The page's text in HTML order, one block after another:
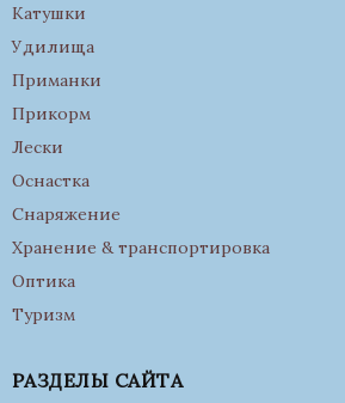
Катушки
Удилища
Приманки
Прикорм
Лески
Оснастка
Снаряжение
Хранение & транспортировка
Оптика
Туризм
РАЗДЕЛЫ САЙТА